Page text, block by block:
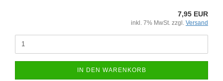
7,95 EUR
inkl. 7% MwSt. zzgl. Versand
IN DEN WARENKORB